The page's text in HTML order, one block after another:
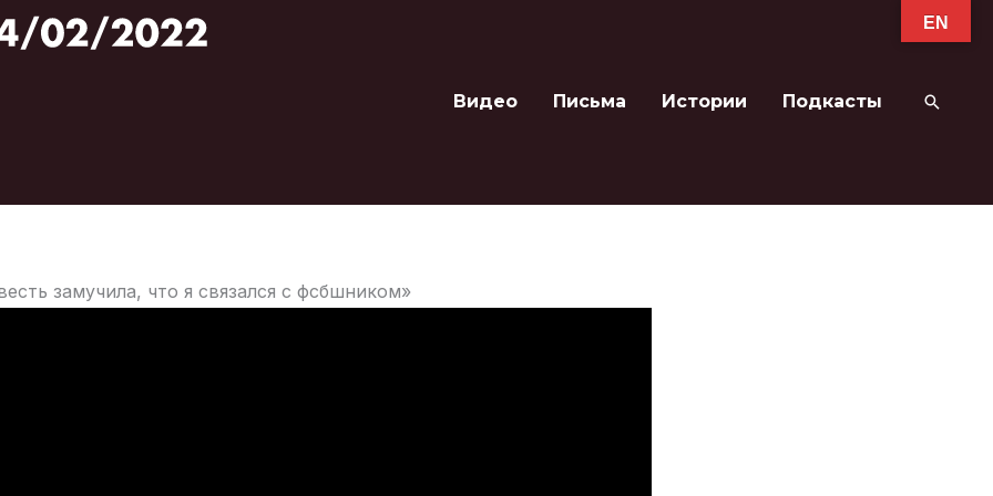
Видео Письма Истории Подкасты Поиск
замучила, что я связался с фсбшником»
EN